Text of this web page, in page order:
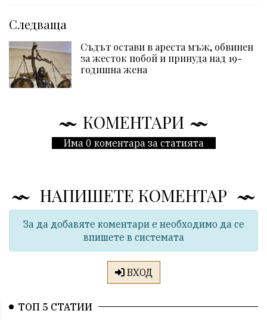
Следваща
Съдът остави в ареста мъж, обвинен
за жесток побой и принуда над 19-
годишна жена
КОМЕНТАРИ
Има 0 коментара за статията
НАПИШЕТЕ КОМЕНТАР
За да добавяте коментари е необходимо да се
впишете в системата
ВХОД
ТОП 5 СТАТИИ